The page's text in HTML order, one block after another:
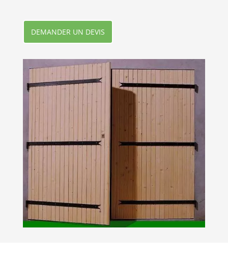
DEMANDER UN DEVIS